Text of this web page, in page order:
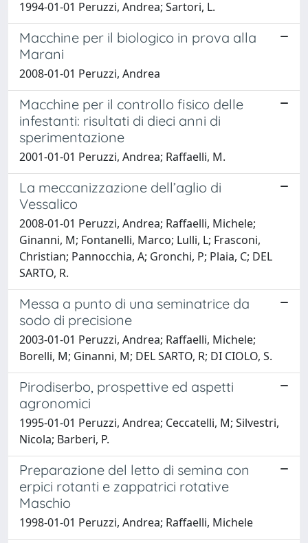
1994-01-01 Peruzzi, Andrea; Sartori, L.
Macchine per il biologico in prova alla
Marani
2008-01-01 Peruzzi, Andrea
Macchine per il controllo fisico delle
infestanti: risultati di dieci anni di
sperimentazione
2001-01-01 Peruzzi, Andrea; Raffaelli, M.
La meccanizzazione dell’aglio di
Vessalico
2008-01-01 Peruzzi, Andrea; Raffaelli, Michele;
Ginanni, M; Fontanelli, Marco; Lulli, L; Frasconi,
Christian; Pannocchia, A; Gronchi, P; Plaia, C; DEL
SARTO, R.
Messa a punto di una seminatrice da
sodo di precisione
2003-01-01 Peruzzi, Andrea; Raffaelli, Michele;
Borelli, M; Ginanni, M; DEL SARTO, R; DI CIOLO, S.
Pirodiserbo, prospettive ed aspetti
agronomici
1995-01-01 Peruzzi, Andrea; Ceccatelli, M; Silvestri,
Nicola; Barberi, P.
Preparazione del letto di semina con
erpici rotanti e zappatrici rotative
Maschio
1998-01-01 Peruzzi, Andrea; Raffaelli, Michele